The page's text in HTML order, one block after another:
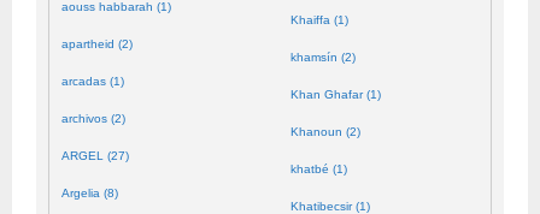
aouss habbarah (1)
apartheid (2)
arcadas (1)
archivos (2)
ARGEL (27)
Argelia (8)
Khaiffa (1)
khamsín (2)
Khan Ghafar (1)
Khanoun (2)
khatbé (1)
Khatibecsir (1)